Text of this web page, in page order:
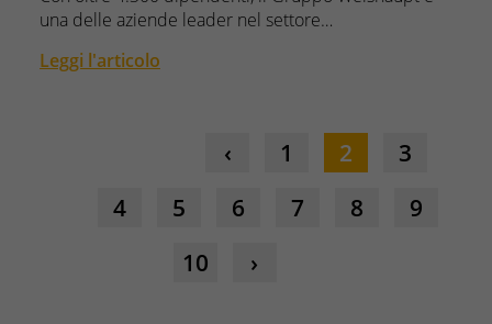
una delle aziende leader nel settore…
Leggi l'articolo
1 2
3
4
5 6 7 8
9
10